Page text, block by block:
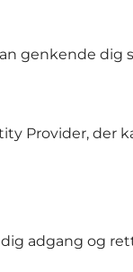
genkende dig
Provider,
adgang og